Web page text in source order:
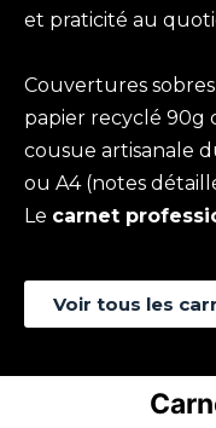
et praticité au
Couvertures
papier recyclé 90g
cousue artisanale
ou A4 (notes
Le carnet
Voir tous les